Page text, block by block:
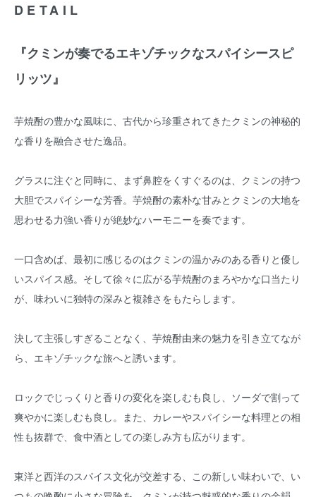
DETAIL
『クミンが奏でるエキゾチックなスパイシースピ
リッツ』
芋焼酎の豊かな風味に、古代から珍重されてきたクミンの神秘的
な香りを融合させた逸品。
グラスに注ぐと同時に、まず鼻腔をくすぐるのは、クミンの持つ
大胆でスパイシーな芳香。芋焼酎の素朴な甘みとクミンの大地を
思わせる力強い香りが絶妙なハーモニーを奏でます。
一口含めば、最初に感じるのはクミンの温かみのある香りと優し
いスパイス感。そして徐々に広がる芋焼酎のまろやかな口当たり
が、味わいに独特の深みと複雑さをもたらします。
決して主張しすぎることなく、芋焼酎由来の魅力を引き立てなが
ら、エキゾチックな旅へと誘います。
ロックでじっくりと香りの変化を楽しむも良し、ソーダで割って
爽やかに楽しむも良し。また、カレーやスパイシーな料理との相
性も抜群で、食中酒としての楽しみ方も広がります。
東洋と西洋のスパイス文化が交差する、この新しい味わいで、い